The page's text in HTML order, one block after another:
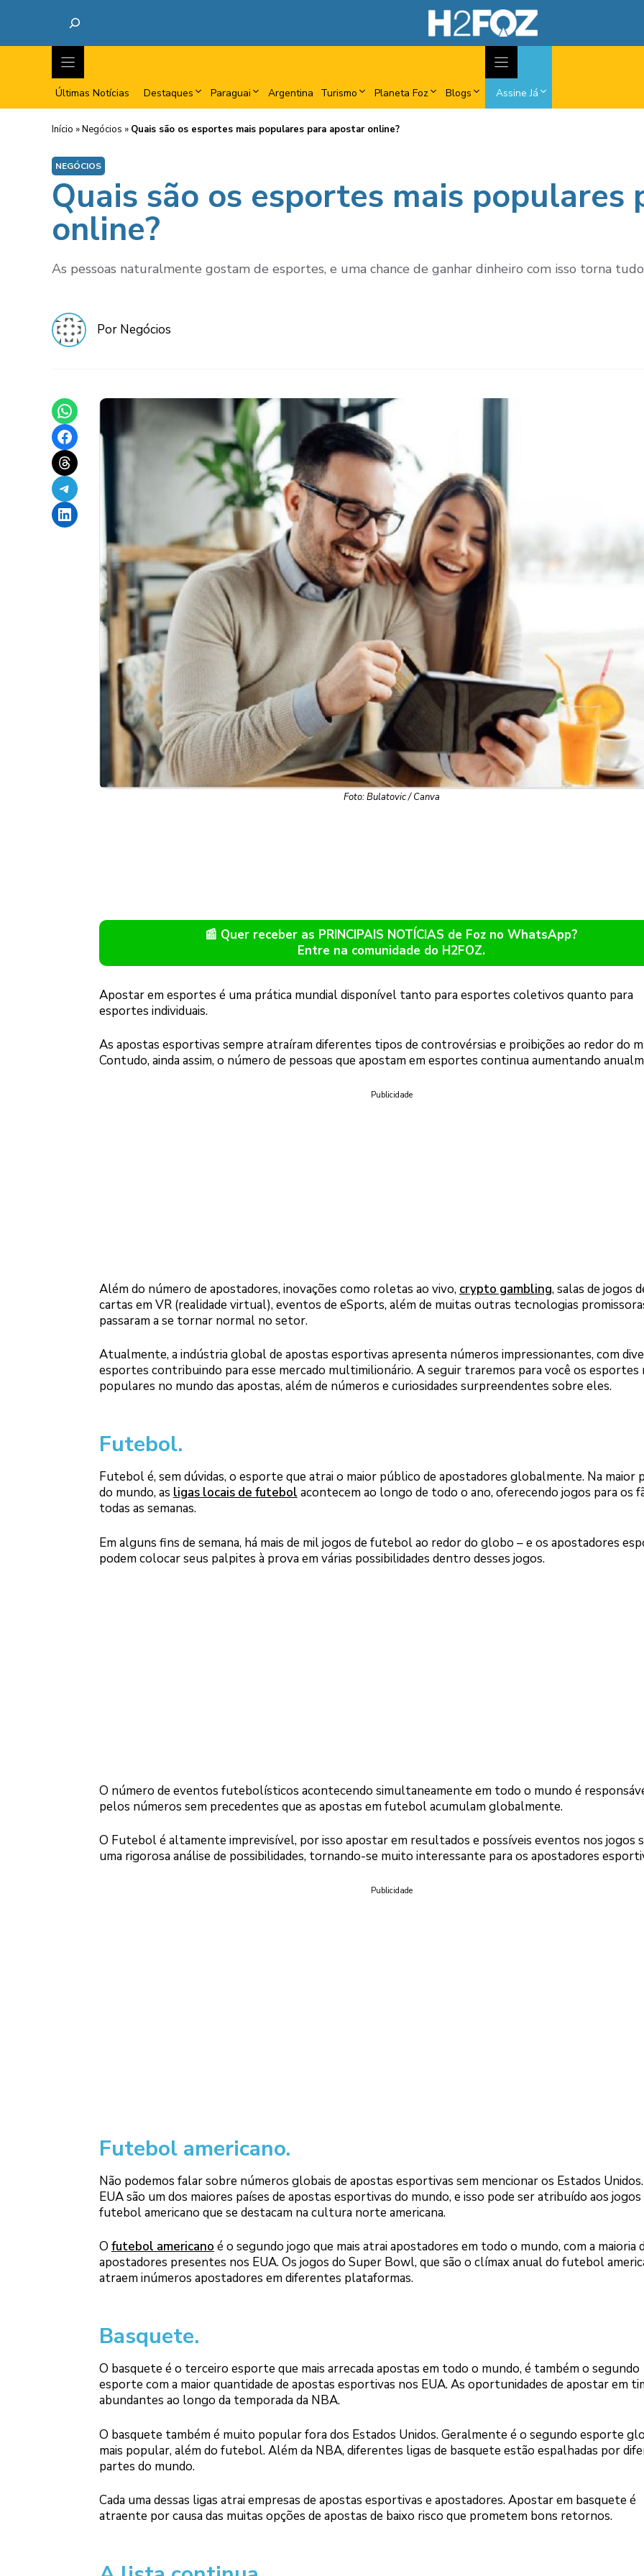
Últimas Notícias Destaques Paraguai Argentina Turismo Planeta Foz Blogs Assine Já
Início »Negócios » Quais são os esportes mais populares para apostar online?
NEGÓCIOS
Quais são os esportes mais populares
online?
As pessoas naturalmente gostam de esportes, e uma chance de ganhar dinheiro com isso torna
Por Negócios
Share on WhatsApp
Share on Facebook
Share on Threads
Share on Telegram
Share on LinkedIn
Foto: Bulatovic / Canva
📰 Quer receber as PRINCIPAIS NOTÍCIAS de Foz no WhatsApp?
Entre na comunidade do H2FOZ.
Apostar em esportes é uma prática mundial disponível tanto para esportes coletivos quanto para
esportes individuais.
As apostas esportivas sempre atraíram diferentes tipos de controvérsias e proibições ao redor do
Contudo, ainda assim, o número de pessoas que apostam em esportes continua aumentando
Publicidade
Além do número de apostadores, inovações como roletas ao vivo, crypto gambling, salas de jogos
cartas em VR (realidade virtual), eventos de eSports, além de muitas outras tecnologias
passaram a se tornar normal no setor.
Atualmente, a indústria global de apostas esportivas apresenta números impressionantes, com
esportes contribuindo para esse mercado multimilionário. A seguir traremos para você os esportes
populares no mundo das apostas, além de números e curiosidades surpreendentes sobre eles.
Futebol.
Futebol é, sem dúvidas, o esporte que atrai o maior público de apostadores globalmente. Na maior
do mundo, as ligas locais de futebol acontecem ao longo de todo o ano, oferecendo jogos para os
todas as semanas.
Em alguns fins de semana, há mais de mil jogos de futebol ao redor do globo – e os apostadores
podem colocar seus palpites à prova em várias possibilidades dentro desses jogos.
O número de eventos futebolísticos acontecendo simultaneamente em todo o mundo é
pelos números sem precedentes que as apostas em futebol acumulam globalmente.
O Futebol é altamente imprevisível, por isso apostar em resultados e possíveis eventos nos jogos
uma rigorosa análise de possibilidades, tornando-se muito interessante para os apostadores
Publicidade
Futebol americano.
Não podemos falar sobre números globais de apostas esportivas sem mencionar os Estados
EUA são um dos maiores países de apostas esportivas do mundo, e isso pode ser atribuído aos jogos
futebol americano que se destacam na cultura norte americana.
O futebol americano é o segundo jogo que mais atrai apostadores em todo o mundo, com a maioria
apostadores presentes nos EUA. Os jogos do Super Bowl, que são o clímax anual do futebol
atraem inúmeros apostadores em diferentes plataformas.
Basquete.
O basquete é o terceiro esporte que mais arrecada apostas em todo o mundo, é também o segundo
esporte com a maior quantidade de apostas esportivas nos EUA. As oportunidades de apostar em
abundantes ao longo da temporada da NBA.
O basquete também é muito popular fora dos Estados Unidos. Geralmente é o segundo esporte
mais popular, além do futebol. Além da NBA, diferentes ligas de basquete estão espalhadas por
partes do mundo.
Cada uma dessas ligas atrai empresas de apostas esportivas e apostadores. Apostar em basquete é
atraente por causa das muitas opções de apostas de baixo risco que prometem bons retornos.